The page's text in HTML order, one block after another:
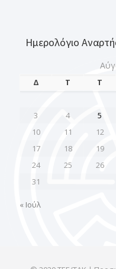
Ημερολόγιο
Δ Τ Τ
3
4 5
10
11 12
17
18 19
24
25 26
31
« Ιούλ